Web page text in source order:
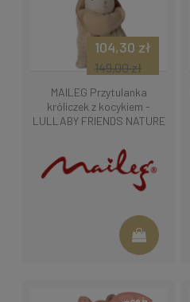
MAILEG Przytulanka
króliczek z kocykiem -
LULLABY FRIENDS NATURE
104,30 zł
149,00 zł